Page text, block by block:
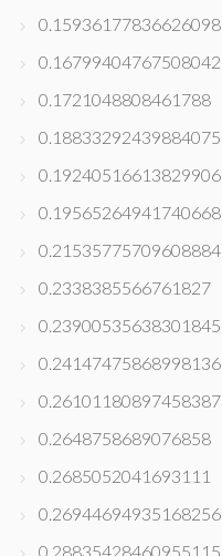
0.15936177836626098
0.16799404767508042
0.1721048808461788
0.18833292439884075
0.19240516613829906
0.19565264941740668
0.21535775709608884
0.2338385566761827
0.23900535638301845
0.24147475868998136
0.26101180897458387
0.2648758689076858
0.2685052041693111
0.26944694935168256
0.28835428460955115